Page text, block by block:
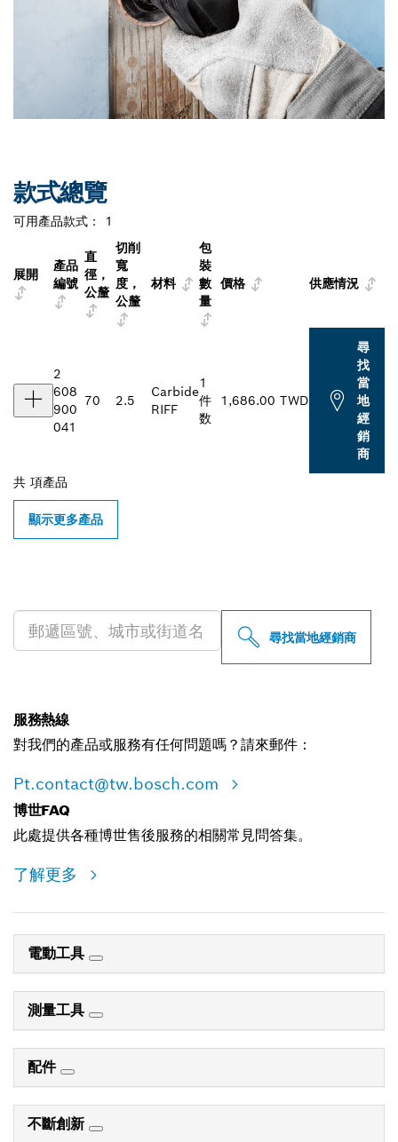
款式總覽
可用產品款式： 1
展開
產品
編號
直
徑，
公釐
切削
寬
度，
公釐
材料
包
裝
數
量
價格 供應情況
2
608
900
041
70 2.5
Carbide
RIFF
1
件
数
1,686.00 TWD
尋
找
當
地
經
銷
商
共 項產品
顯示更多產品
尋找當地經銷商
服務熱線
對我們的產品或服務有任何問題嗎？請來郵件：
Pt.contact@tw.bosch.com
博世FAQ
此處提供各種博世售後服務的相關常見問答集。
了解更多
電動工具
測量工具
配件
不斷創新